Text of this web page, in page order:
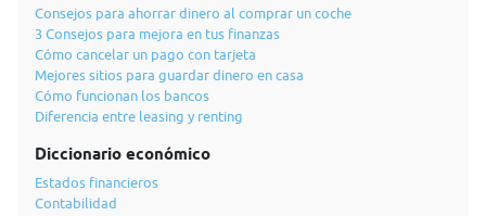
Consejos para ahorrar dinero al comprar un coche
3 Consejos para mejora en tus finanzas
Cómo cancelar un pago con tarjeta
Mejores sitios para guardar dinero en casa
Cómo funcionan los bancos
Diferencia entre leasing y renting
Diccionario económico
Estados financieros
Contabilidad